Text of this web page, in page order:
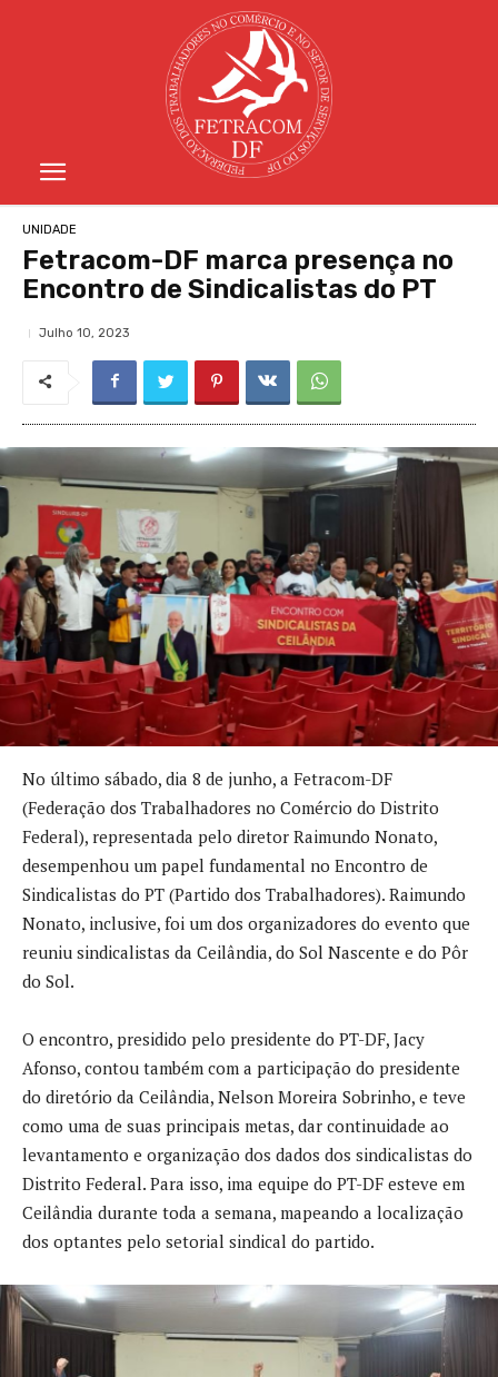
UNIDADE
Fetracom-DF marca presença no
Encontro de Sindicalistas do PT
Julho 10, 2023
No último sábado, dia 8 de junho, a Fetracom-DF
(Federação dos Trabalhadores no Comércio do Distrito
Federal), representada pelo diretor Raimundo Nonato,
desempenhou um papel fundamental no Encontro de
Sindicalistas do PT (Partido dos Trabalhadores). Raimundo
Nonato, inclusive, foi um dos organizadores do evento que
reuniu sindicalistas da Ceilândia, do Sol Nascente e do Pôr
do Sol.
O encontro, presidido pelo presidente do PT-DF, Jacy
Afonso, contou também com a participação do presidente
do diretório da Ceilândia, Nelson Moreira Sobrinho, e teve
como uma de suas principais metas, dar continuidade ao
levantamento e organização dos dados dos sindicalistas do
Distrito Federal. Para isso, ima equipe do PT-DF esteve em
Ceilândia durante toda a semana, mapeando a localização
dos optantes pelo setorial sindical do partido.